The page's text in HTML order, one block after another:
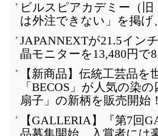
ビルスピアカデミー（旧
は外注できない」を掲
JAPANNEXTが21.5イン
晶モニターを13,480円で
【新商品】伝統工芸品
「BECOS」が人気の染
扇子」の新柄を販売開始！
【GALLERIA】『第7回